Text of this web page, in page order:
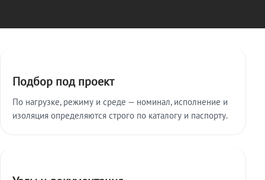
Подбор под проект
По нагрузке, режиму и среде — номинал, исполнение и
изоляция определяются строго по каталогу и паспорту.